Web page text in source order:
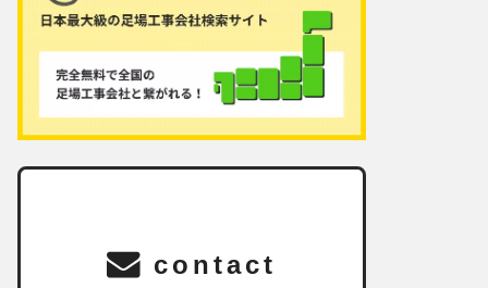
contact